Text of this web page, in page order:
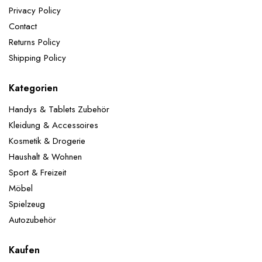
Jubiläumsfeiern, tägliche Dekorationen usw.
Lieferumfang:
Gold 2x 32" Zahlen Folienballons 5x 12"Gold
Konfetti-Ballons 5x 12"Schwarz-Ballons 5x 12"Gold-
Ballons
Jahren geeignet.
Privacy Policy
Contact
Returns Policy
Shipping Policy
Kategorien
Handys & Tablets Zubehör
Kleidung & Accessoires
Kosmetik & Drogerie
Haushalt & Wohnen
Sport & Freizeit
Möbel
Spielzeug
Autozubehör
Kaufen